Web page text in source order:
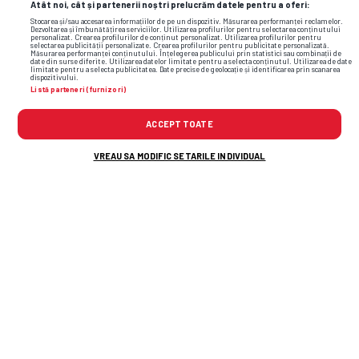
Atât noi, cât și partenerii noștri prelucrăm datele pentru a oferi:
Stocarea și/sau accesarea informațiilor de pe un dispozitiv. Măsurarea performanței reclamelor.
Dezvoltarea și îmbunătățirea serviciilor. Utilizarea profilurilor pentru selectarea conținutului
personalizat. Crearea profilurilor de conținut personalizat. Utilizarea profilurilor pentru
selectarea publicității personalizate. Crearea profilurilor pentru publicitate personalizată.
Măsurarea performanței conținutului. Înțelegerea publicului prin statistici sau combinații de
date din surse diferite. Utilizarea datelor limitate pentru a selecta conținutul. Utilizarea de date
limitate pentru a selecta publicitatea. Date precise de geolocație și identificarea prin scanarea
dispozitivului.
Listă parteneri (furnizori)
ACCEPT TOATE
VREAU SA MODIFIC SETARILE INDIVIDUAL